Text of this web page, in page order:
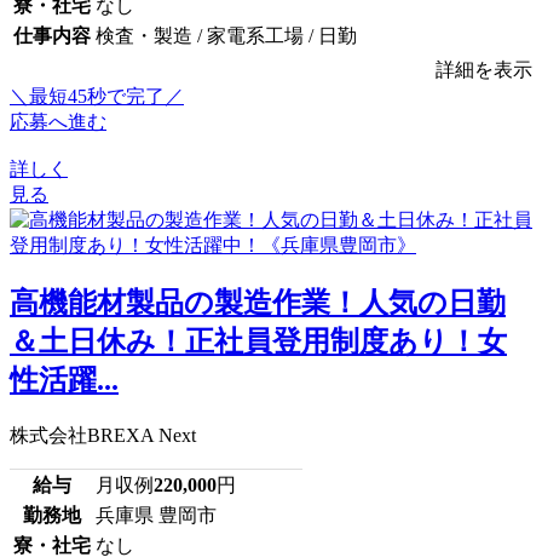
寮・社宅 なし
仕事内容 検査・製造 / 家電系工場 / 日勤
詳細を表示
＼最短45秒で完了／
応募へ進む
詳しく
見る
高機能材製品の製造作業！人気の日勤
＆土日休み！正社員登用制度あり！女
性活躍...
株式会社BREXA Next
給与 月収例220,000円
勤務地
兵庫県 豊岡市
寮・社宅 なし